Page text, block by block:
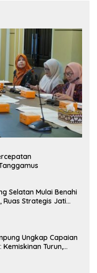
Selatan Mulai Benahi
Ruas Strategis Jati
Ungkap Capaian
Turun,